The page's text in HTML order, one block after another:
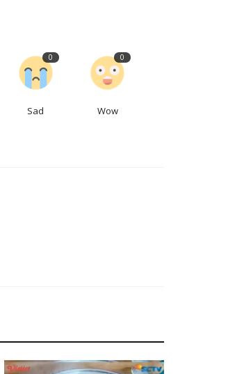
0
Sad
0
Wow